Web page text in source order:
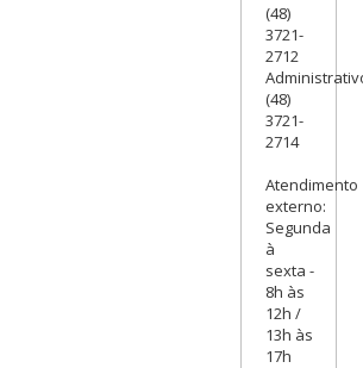
(48)
3721-
2712
(48)
3721-
2714
Atendimento
externo:
Segunda
à
sexta -
8h às
12h /
13h às
17h